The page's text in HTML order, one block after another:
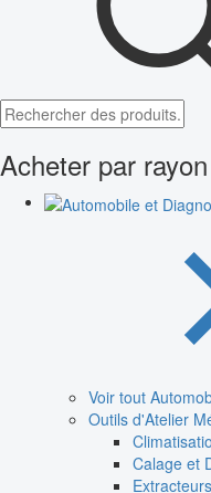
Acheter par rayon
Voir tout
Outils d'Atelier
Calage et